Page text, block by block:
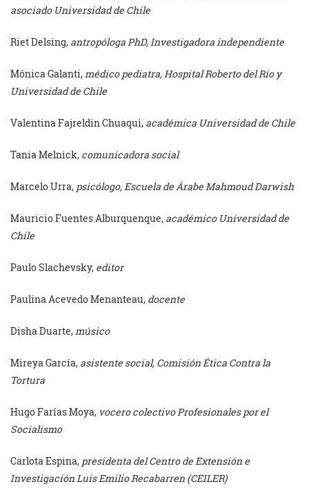
asociado Universidad de Chile
Riet Delsing, antropóloga PhD, Investigadora independiente
Mónica Galanti,médico pediatra, Hospital Roberto del Río y
Universidad de Chile
Valentina Fajreldin Chuaqui, académica Universidad de Chile
Tania Melnick, comunicadora social
Marcelo Urra, psicólogo, Escuela de Árabe Mahmoud Darwish
Mauricio Fuentes Alburquenque, académico Universidad de
Chile
Paulo Slachevsky, editor
Paulina Acevedo Menanteau, docente
Disha Duarte,músico
Mireya García, asistente social, Comisión Ética Contra la
Tortura
Hugo Farías Moya, vocero colectivo Profesionales por el
Socialismo
Carlota Espina, presidenta del Centro de Extensión e
Investigación Luis Emilio Recabarren (CEILER)